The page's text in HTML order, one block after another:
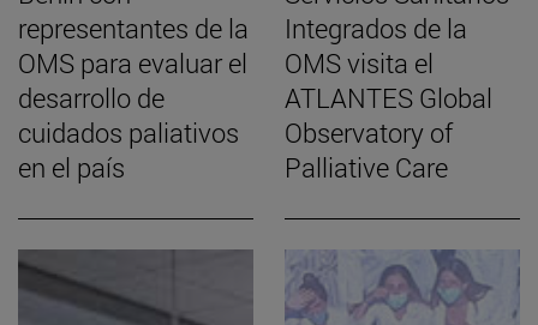
representantes de la
OMS para evaluar el
desarrollo de
cuidados paliativos
en el país
Integrados de la
OMS visita el
ATLANTES Global
Observatory of
Palliative Care